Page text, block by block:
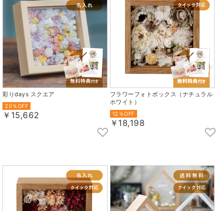
彩りdays スクエア
20％OFF
￥15,662
フラワーフォトボックス（ナチュラル
ホワイト）
12％OFF
￥18,198